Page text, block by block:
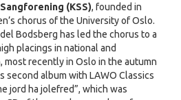
(KSS), founded in
chorus of the University of Oslo.
Bodsberg has led the chorus to a
placings in national and
recently in Oslo in the autumn
second album with LAWO Classics
jord ha jolefred”, which was